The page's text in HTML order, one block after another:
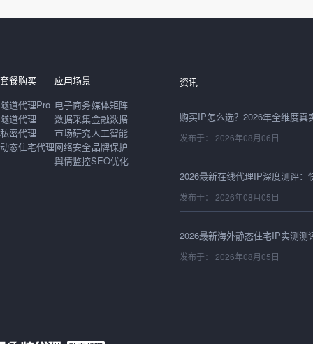
套餐购买
隧道代理Pro
隧道代理
私密代理
动态住宅代理
应用场景
电子商务
数据采集
市场研究
网络安全
舆情监控
媒体矩阵
金融数据
人工智能
品牌保护
SEO优化
资讯
发布于： 2026年08月06日
发布于： 2026年08月06日
发布于： 2026年08月05日
发布于： 2026年08月05日